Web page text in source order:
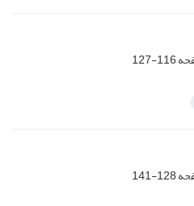
116-127
128-141